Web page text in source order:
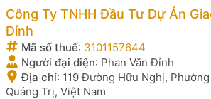
Công Ty TNHH Đầu Tư Dự Án
Đỉnh
Mã số thuế: 3101157644
Người đại diện: Phan Văn Đỉnh
Địa chỉ: 119 Đường Hữu Nghị,
Quảng Trị, Việt Nam